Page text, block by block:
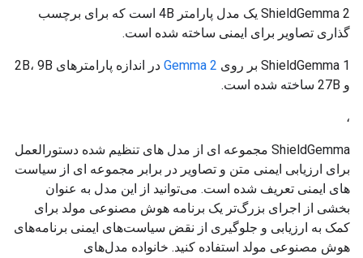
ShieldGemma 2 یک مدل پارامتر 4B است که برای برچسب
گذاری تصاویر برای ایمنی ساخته شده است.
ShieldGemma 1 بر روی Gemma 2
در اندازه پارامترهای 2B، 9B
و 27B ساخته شده است.
ShieldGemma مجموعه ای از مدل های تنظیم شده دستورالعمل
برای ارزیابی ایمنی متن و تصاویر در برابر مجموعه ای از سیاست
های ایمنی تعریف شده است. می‌توانید از این مدل به عنوان
بخشی از اجرای بزرگ‌تر یک برنامه هوش مصنوعی مولد برای
کمک به ارزیابی و جلوگیری از نقض سیاست‌های ایمنی برنامه‌های
هوش مصنوعی مولد استفاده کنید. خانواده مدل‌های